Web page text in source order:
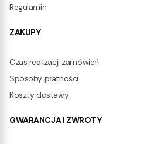
Regulamin
ZAKUPY
Czas realizacji zamówień
Sposoby płatności
Koszty dostawy
GWARANCJA I ZWROTY